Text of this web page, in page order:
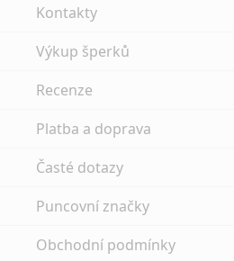
Kontakty
Výkup šperků
Recenze
Platba a doprava
Časté dotazy
Puncovní značky
Obchodní podmínky